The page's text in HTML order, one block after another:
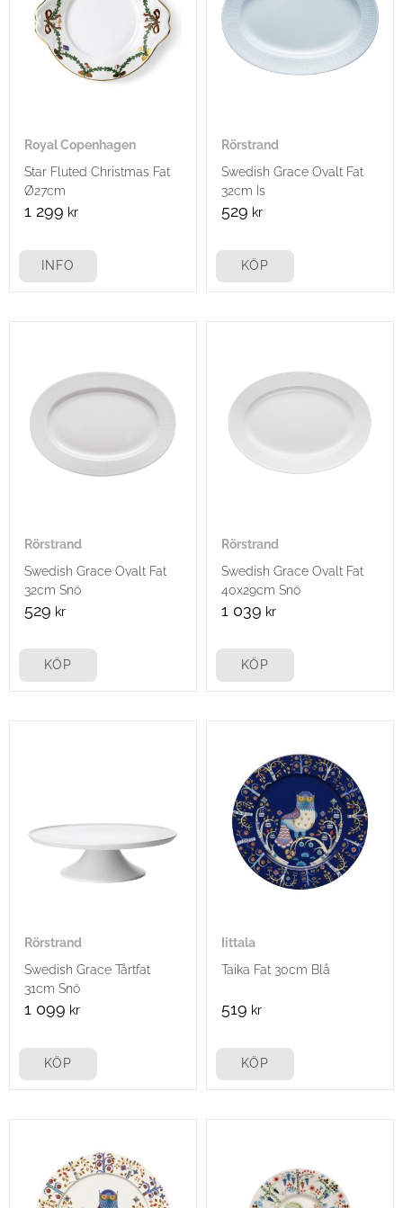
Royal Copenhagen
Star Fluted Christmas Fat
Ø27cm
1 299 kr
INFO
Rörstrand
Swedish Grace Ovalt Fat
32cm Is
529 kr
KÖP
Rörstrand
Swedish Grace Ovalt Fat
32cm Snö
529 kr
KÖP
Rörstrand
Swedish Grace Ovalt Fat
40x29cm Snö
1 039 kr
KÖP
Rörstrand
Swedish Grace Tårtfat
31cm Snö
1 099 kr
KÖP
Iittala
Taika Fat 30cm Blå
519 kr
KÖP